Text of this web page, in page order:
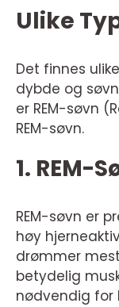
Ulike
Det finnes
dybde og
er REM-søvn
REM-søvn.
1. REM-
REM-søvn er
høy
drømmer
betydelig
nødvendig